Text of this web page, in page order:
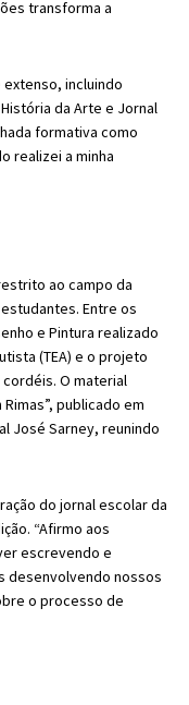
transforma a
incluindo
da Arte e Jornal
formativa como
realizei a minha
ao campo da
Entre os
e Pintura realizado
(TEA) e o projeto
cordéis. O material
publicado em
José Sarney, reunindo
do jornal escolar da
“Afirmo aos
escrevendo e
desenvolvendo nossos
o processo de